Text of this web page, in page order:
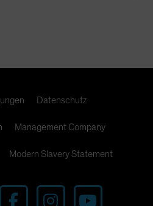
Datenschutz
Management Company
Modern Slavery Statement